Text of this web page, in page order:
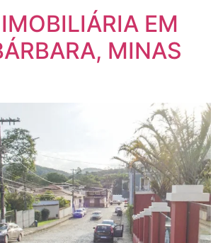
EM
MINAS